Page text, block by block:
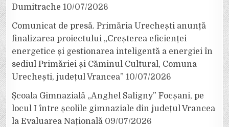
Dumitrache 10/07/2026
Comunicat de presă. Primăria Urechești anunță
finalizarea proiectului „Creșterea eficienței
energetice și gestionarea inteligentă a energiei în
sediul Primăriei și Căminul Cultural, Comuna
Urechești, județul Vrancea” 10/07/2026
Școala Gimnazială „Anghel Saligny” Focșani, pe
locul I între școlile gimnaziale din județul Vrancea
la Evaluarea Națională 09/07/2026